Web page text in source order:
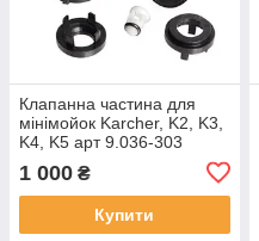
Клапанна частина для
мінімойок Karcher, K2, K3,
K4, K5 арт 9.036-303
1 000 ₴
Купити